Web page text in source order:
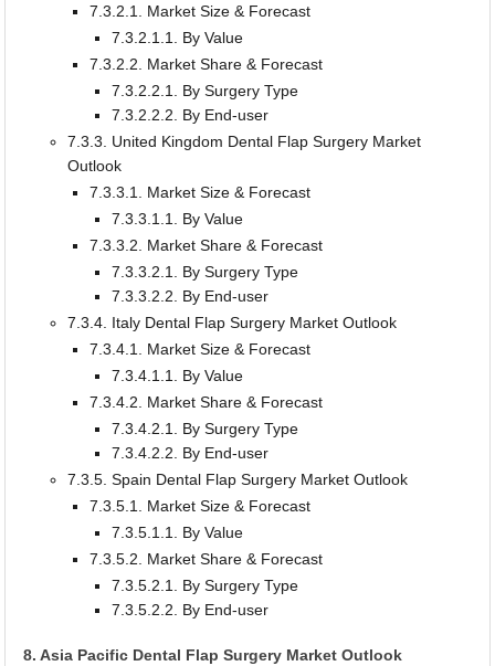
7.3.2.1. Market Size & Forecast
7.3.2.1.1. By Value
7.3.2.2. Market Share & Forecast
7.3.2.2.1. By Surgery Type
7.3.2.2.2. By End-user
7.3.3. United Kingdom Dental Flap Surgery Market
Outlook
7.3.3.1. Market Size & Forecast
7.3.3.1.1. By Value
7.3.3.2. Market Share & Forecast
7.3.3.2.1. By Surgery Type
7.3.3.2.2. By End-user
7.3.4. Italy Dental Flap Surgery Market Outlook
7.3.4.1. Market Size & Forecast
7.3.4.1.1. By Value
7.3.4.2. Market Share & Forecast
7.3.4.2.1. By Surgery Type
7.3.4.2.2. By End-user
7.3.5. Spain Dental Flap Surgery Market Outlook
7.3.5.1. Market Size & Forecast
7.3.5.1.1. By Value
7.3.5.2. Market Share & Forecast
7.3.5.2.1. By Surgery Type
7.3.5.2.2. By End-user
8. Asia Pacific Dental Flap Surgery Market Outlook